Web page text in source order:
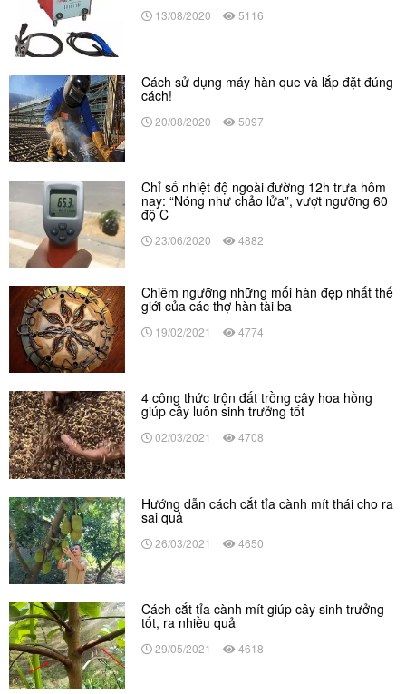
13/08/2020 5116
Cách sử dụng máy hàn que và lắp đặt đúng
cách!
20/08/2020 5097
Chỉ số nhiệt độ ngoài đường 12h trưa hôm
nay: “Nóng như chảo lửa”, vượt ngưỡng 60
độ C
23/06/2020 4882
Chiêm ngưỡng những mối hàn đẹp nhất thế
giới của các thợ hàn tài ba
19/02/2021 4774
4 công thức trộn đất trồng cây hoa hồng
giúp cây luôn sinh trưởng tốt
02/03/2021 4708
Hướng dẫn cách cắt tỉa cành mít thái cho ra
sai quả
26/03/2021 4650
Cách cắt tỉa cành mít giúp cây sinh trưởng
tốt, ra nhiều quả
29/05/2021 4618